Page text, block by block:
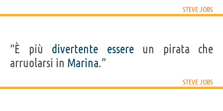
STEVE JOBS
“È più divertente essereun pirata che
arruolarsi in Marina.”
STEVE JOBS